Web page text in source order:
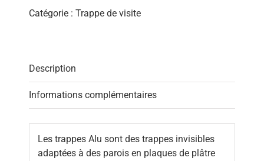
Catégorie :Trappe de visite
Description
Informations complémentaires
Les trappes Alu sont des trappes invisibles
adaptées à des parois en plaques de plâtre